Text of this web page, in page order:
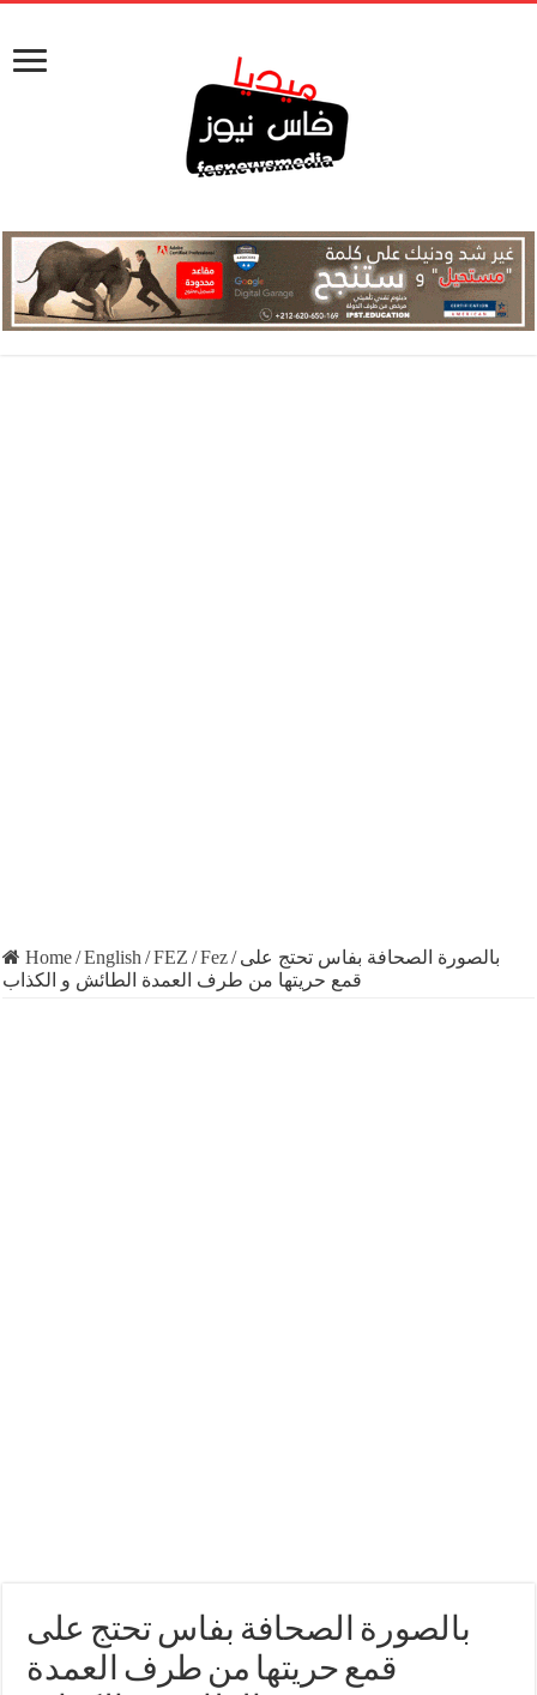
Home/English /FEZ /Fez/ بالصورة الصحافة بفاس تحتج على
قمع حريتها من طرف العمدة الطائش و الكذاب
بالصورة الصحافة بفاس تحتج على
قمع حريتها من طرف العمدة